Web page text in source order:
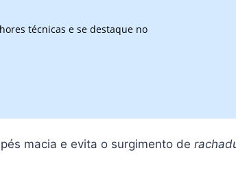
técnicas e se destaque no
macia e evita o surgimento de